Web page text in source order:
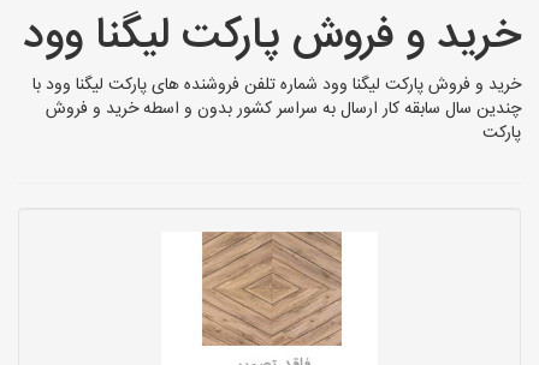
استان ها
خرید و فروش پارکت لیگنا وود
خرید و فروش پارکت لیگنا وود شماره تلفن فروشنده های پارکت لیگنا وود با
چندین سال سابقه کار ارسال به سراسر کشور بدون و اسطه خرید و فروش
پارکت